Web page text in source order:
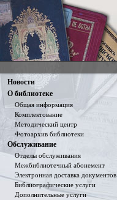
Новости
О библиотеке
Общая информация
Комплектование
Методический центр
Фотоархив библиотеки
Обслуживание
Отделы обслуживания
Межбиблиотечный абонемент
Электронная доставка документов
Библиографические услуги
Дополнительные услуги